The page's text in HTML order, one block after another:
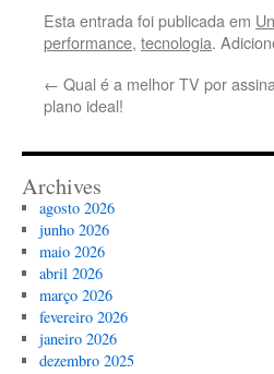
Esta entrada foi publicada em
performance, tecnologia.
← Qual é a melhor TV por
plano ideal!
Archives
agosto 2026
junho 2026
maio 2026
abril 2026
março 2026
fevereiro 2026
janeiro 2026
dezembro 2025